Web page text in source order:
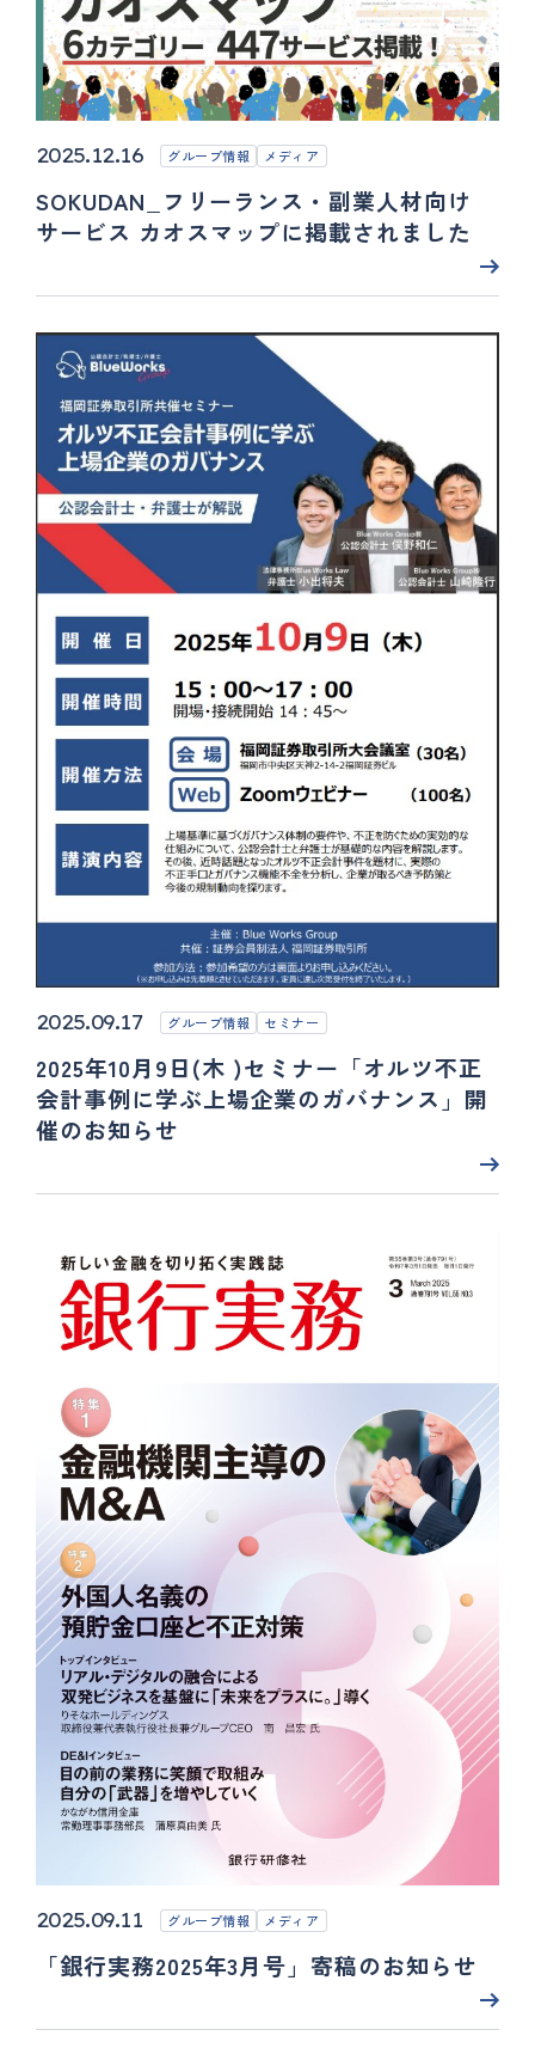
2025.12.16 グループ情報 メディア
SOKUDAN_フリーランス・副業人材向け
サービス カオスマップに掲載されました
2025.09.17 グループ情報 セミナー
2025年10月9日(木 )セミナー「オルツ不正
会計事例に学ぶ上場企業のガバナンス」開
催のお知らせ
2025.09.11 グループ情報 メディア
「銀行実務2025年3月号」寄稿のお知らせ